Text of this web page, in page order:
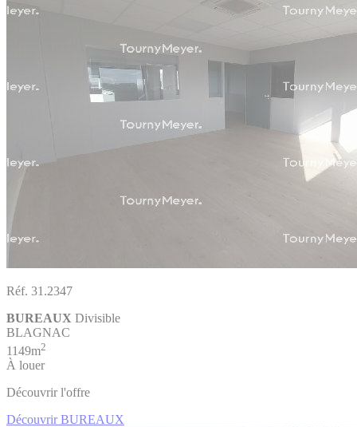
Réf. 31.2347
BUREAUX Divisible
BLAGNAC
1149m2
À louer
Découvrir l'offre
Découvrir BUREAUX